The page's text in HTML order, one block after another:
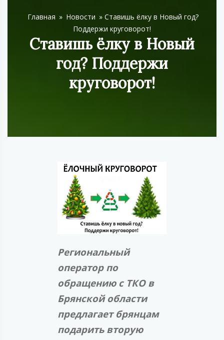
Главная » Новости » Ставишь ёлку в Новый год?
Поддержи круговорот!
Ставишь ёлку в Новый
год? Поддержи
круговорот!
Региональный
оператор по
обращению с ТКО в
Брянской области
предлагает брянцам
подарить вторую